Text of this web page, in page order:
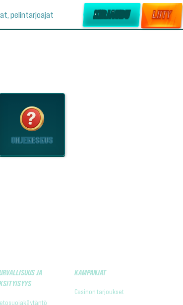
pelintarjoajat KIRJAUDU LIITY
OHJEKESKUS
JA
KAMPANJAT
Casinon tarjoukset